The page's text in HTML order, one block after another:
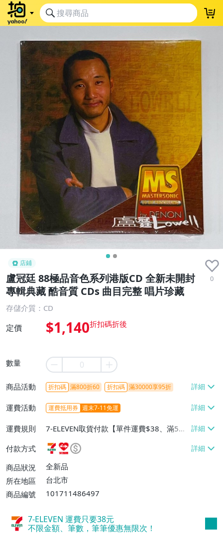
店鋪
盧冠廷 88極品音色系列港版CD 全新未開封
專輯典藏 酷音質 CDs 曲目完整 唱片珍藏
0
存儲介質：CD
定價 $1,140
數量
商品活動 折扣碼 滿800折60 折扣碼 滿30000享95折
運費活動 運費抵用券 週末7-11免運
運費規則
7-ELEVEN取貨付款【單件運費$38、滿5件
或消費滿$1298免運費】、7-ELEVEN取貨
不付款【免運費】、萊爾富取貨付款【單件
運費$60、滿5件或消費滿$1298免運
費】、宅配/貨運【單件運費$120、滿5件
付款方式
商品狀況
全新品
所在地區
台北市
商品編號
101711486497
7-ELEVEN 運費只要38元
不限金額、筆數，筆筆優惠無限次！